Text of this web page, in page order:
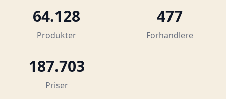
64.128
Produkter
477
Forhandlere
187.703
Priser